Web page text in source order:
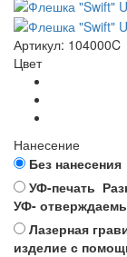
Артикул: 104000C
Цвет
Нанесение
Без нанесения
УФ-печать
УФ-
Лазерная
изделие с